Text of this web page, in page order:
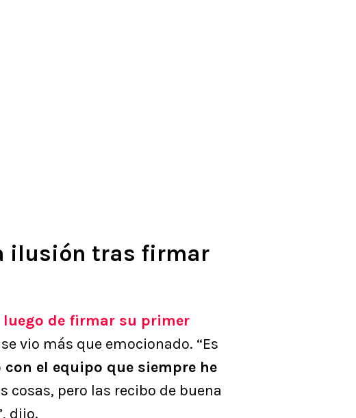
ilusión tras firmar
luego de firmar su primer
se vio más que emocionado. “Es
el equipo que siempre he
cosas, pero las recibo de buena
dijo.